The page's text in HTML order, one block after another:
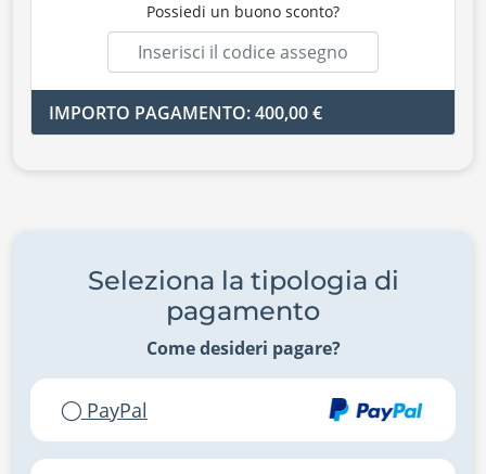
Possiedi un buono sconto?
IMPORTO PAGAMENTO: 400,00 €
Seleziona la tipologia di
pagamento
Come desideri pagare?
PayPal